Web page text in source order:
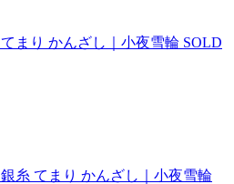
てまり かんざし｜小夜雪輪 SOLD
銀糸 てまり かんざし｜小夜雪輪